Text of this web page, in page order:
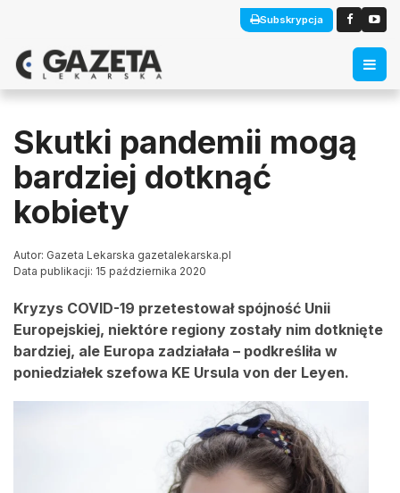
Subskrypcja
Skutki pandemii mogą
bardziej dotknąć
kobiety
Autor: Gazeta Lekarska gazetalekarska.pl
Data publikacji: 15 października 2020
Kryzys COVID-19 przetestował spójność Unii
Europejskiej, niektóre regiony zostały nim dotknięte
bardziej, ale Europa zadziałała – podkreśliła w
poniedziałek szefowa KE Ursula von der Leyen.